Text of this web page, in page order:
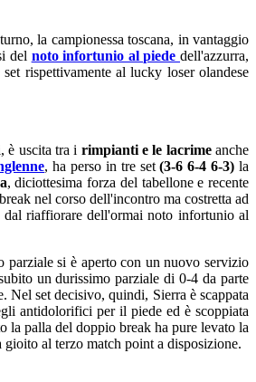
la campionessa toscana, in vantaggio
del noto infortunio al piede dell'azzurra,
rispettivamente al lucky loser olandese
è uscita tra i rimpianti e le lacrimeanche
, ha perso in tre set(3-6 6-4 6-3) la
, diciottesima forza del tabellone e recente
nel corso dell'incontro ma costretta ad
dal riaffiorare dell'ormai noto infortunio al
parziale si è aperto con un nuovo servizio
un durissimo parziale di 0-4 da parte
Nel set decisivo, quindi, Sierra è scappata
antidolorifici per il piede ed è scoppiata
la palla del doppio break ha pure levato la
al terzo match point a disposizione.